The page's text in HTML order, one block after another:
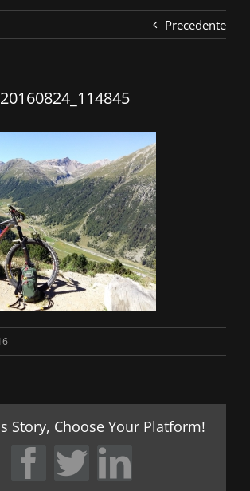
Precedente
Story, Choose Your Platform!
Facebook
TwitterLinkedIn